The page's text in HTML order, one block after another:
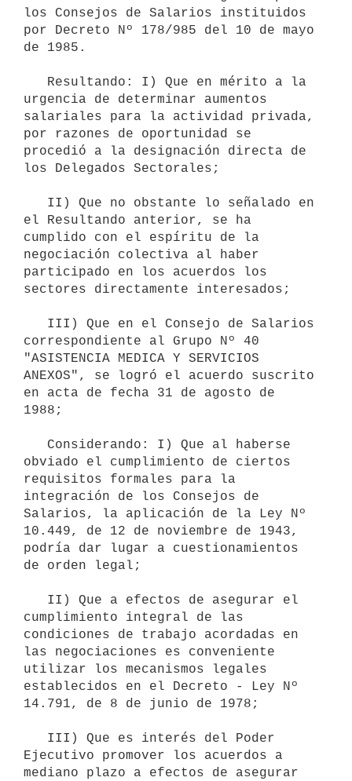
los Consejos de Salarios instituidos
por Decreto Nº 178/985 del 10 de mayo
de 1985.
urgencia de determinar aumentos
salariales para la actividad privada,
por razones de oportunidad se
procedió a la designación directa de
los Delegados Sectorales;
el Resultando anterior, se ha
cumplido con el espíritu de la
negociación colectiva al haber
participado en los acuerdos los
sectores directamente interesados;
correspondiente al Grupo Nº 40
"ASISTENCIA MEDICA Y SERVICIOS
ANEXOS", se logró el acuerdo suscrito
en acta de fecha 31 de agosto de
1988;
obviado el cumplimiento de ciertos
requisitos formales para la
integración de los Consejos de
Salarios, la aplicación de la Ley Nº
10.449, de 12 de noviembre de 1943,
podría dar lugar a cuestionamientos
de orden legal;
cumplimiento integral de las
condiciones de trabajo acordadas en
las negociaciones es conveniente
utilizar los mecanismos legales
establecidos en el Decreto - Ley Nº
14.791, de 8 de junio de 1978;
Ejecutivo promover los acuerdos a
mediano plazo a efectos de asegurar